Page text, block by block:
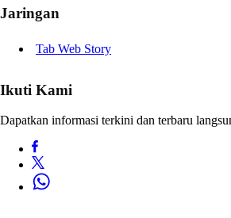
Jaringan
Tab Web Story
Ikuti Kami
Dapatkan informasi terkini dan terbaru